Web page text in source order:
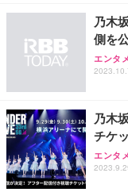
乃木
側を
エンタ
乃木
チケ
エンタ